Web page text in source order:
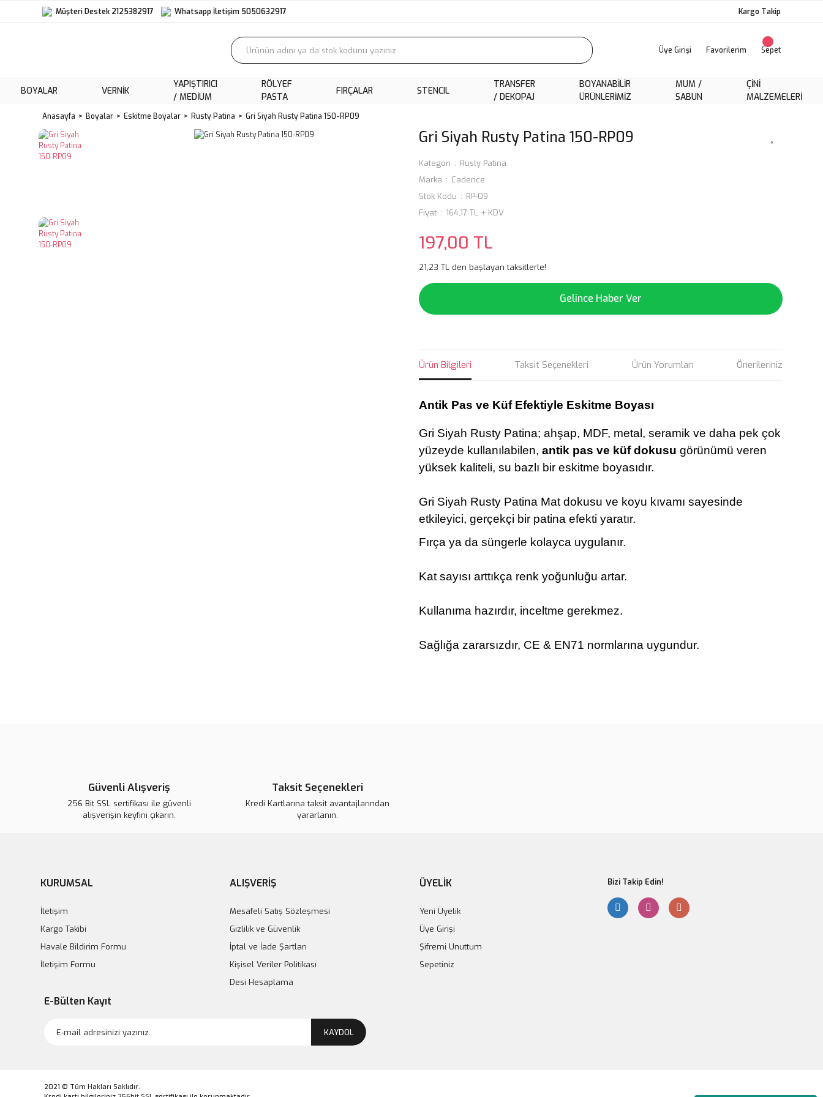
Müşteri Destek 2125382917 Whatsapp İletişim 5050632917 Kargo Takip
Üye Girişi Favorilerim Sepet
BOYALAR VERNIK
YAPIŞTIRICI
/ MEDIUM
RÖLYEF
PASTA
FIRÇALAR STENCIL
TRANSFER
/ DEKOPAJ
BOYANABILIR
ÜRÜNLERIMIZ
MUM /
SABUN
ÇINI
MALZEMELERI
Anasayfa Boyalar Eskitme Boyalar Rusty Patina Gri Siyah Rusty Patina 150-RP09
Gri Siyah Rusty Patina 150-RP09
Kategori
Rusty Patina
Marka
Cadence
Stok Kodu
RP-09
Fiyat
164,17 TL + KDV
197,00 TL
21,23 TL den başlayan taksitlerle!
Gelince Haber Ver
Ürün Bilgileri Taksit Seçenekleri Ürün Yorumları Önerileriniz
Antik Pas ve Küf Efektiyle Eskitme Boyası
Gri Siyah Rusty Patina; ahşap, MDF, metal, seramik ve daha pek çok
yüzeyde kullanılabilen, antik pas ve küf dokusu görünümü veren
yüksek kaliteli, su bazlı bir eskitme boyasıdır.
Gri Siyah Rusty Patina Mat dokusu ve koyu kıvamı sayesinde
etkileyici, gerçekçi bir patina efekti yaratır.
Fırça ya da süngerle kolayca uygulanır.
Kat sayısı arttıkça renk yoğunluğu artar.
Kullanıma hazırdır, inceltme gerekmez.
Sağlığa zararsızdır, CE & EN71 normlarına uygundur.
Gönder
Güvenli Alışveriş
256 Bit SSL sertifikası ile güvenli
alışverişin keyfini çıkarın.
Taksit Seçenekleri
Kredi Kartlarına taksit avantajlarından
yararlanın.
KURUMSAL
İletişim
Kargo Takibi
Havale Bildirim Formu
İletişim Formu
ALIŞVERİŞ
Mesafeli Satış Sözleşmesi
Gizlilik ve Güvenlik
İptal ve İade Şartları
Kişisel Veriler Politikası
Desi Hesaplama
ÜYELİK
Yeni Üyelik
Üye Girişi
Şifremi Unuttum
Sepetiniz
Bizi Takip Edin!
E-Bülten Kayıt
KAYDOL
2021 © Tüm Hakları Saklıdır.